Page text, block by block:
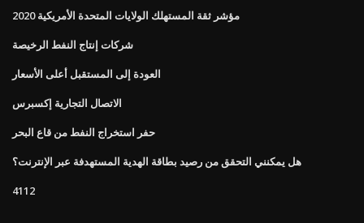
مؤشر ثقة المستهلك الولايات المتحدة الأمريكية 2020
شركات إنتاج النفط الرخيصة
العودة إلى المستقبل أعلى الأسعار
الاتصال التجارية إكسبرس
حفر استخراج النفط من قاع البحر
هل يمكنني التحقق من رصيد بطاقة الهدية المستهدفة عبر الإنترنت؟
4112